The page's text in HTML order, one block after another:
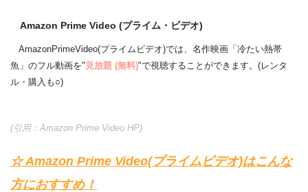
Amazon Prime Video (プライム・ビデオ)
AmazonPrimeVideo(プライムビデオ)では、名作映画「冷たい熱帯
魚」のフル動画を" 見放題 (無料)"で視聴することができます。(レンタ
ル・購入も○)
(引用：Amazon Prime Video HP)
☆ Amazon Prime Video(プライムビデオ)はこんな
方におすすめ！